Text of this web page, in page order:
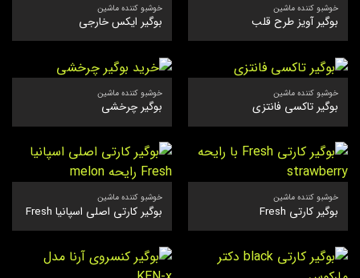
خوشبو کننده ماشین
بوگیر آویز طرح قلب
خوشبو کننده ماشین
بوگیر ایکس خارجی
خوشبو کننده ماشین
بوگیر تاکسی فانتزی
خوشبو کننده ماشین
بوگیر چرخشی
خوشبو کننده ماشین
بوگیر کارتی Fresh
خوشبو کننده ماشین
بوگیر کارتی اصلی اسپانیا Fresh